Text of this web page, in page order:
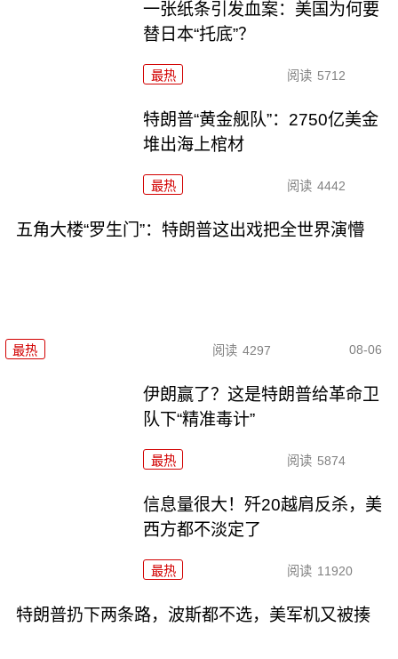
一张纸条引发血案：美国为何要
替日本“托底”？
最热 阅读 5712
特朗普“黄金舰队”：2750亿美金
堆出海上棺材
最热 阅读 4442
五角大楼“罗生门”：特朗普这出戏把全世界演懵
最热 阅读 4297 08-06
伊朗赢了？这是特朗普给革命卫
队下“精准毒计”
最热 阅读 5874
信息量很大！歼20越肩反杀，美
西方都不淡定了
最热 阅读 11920
特朗普扔下两条路，波斯都不选，美军机又被揍